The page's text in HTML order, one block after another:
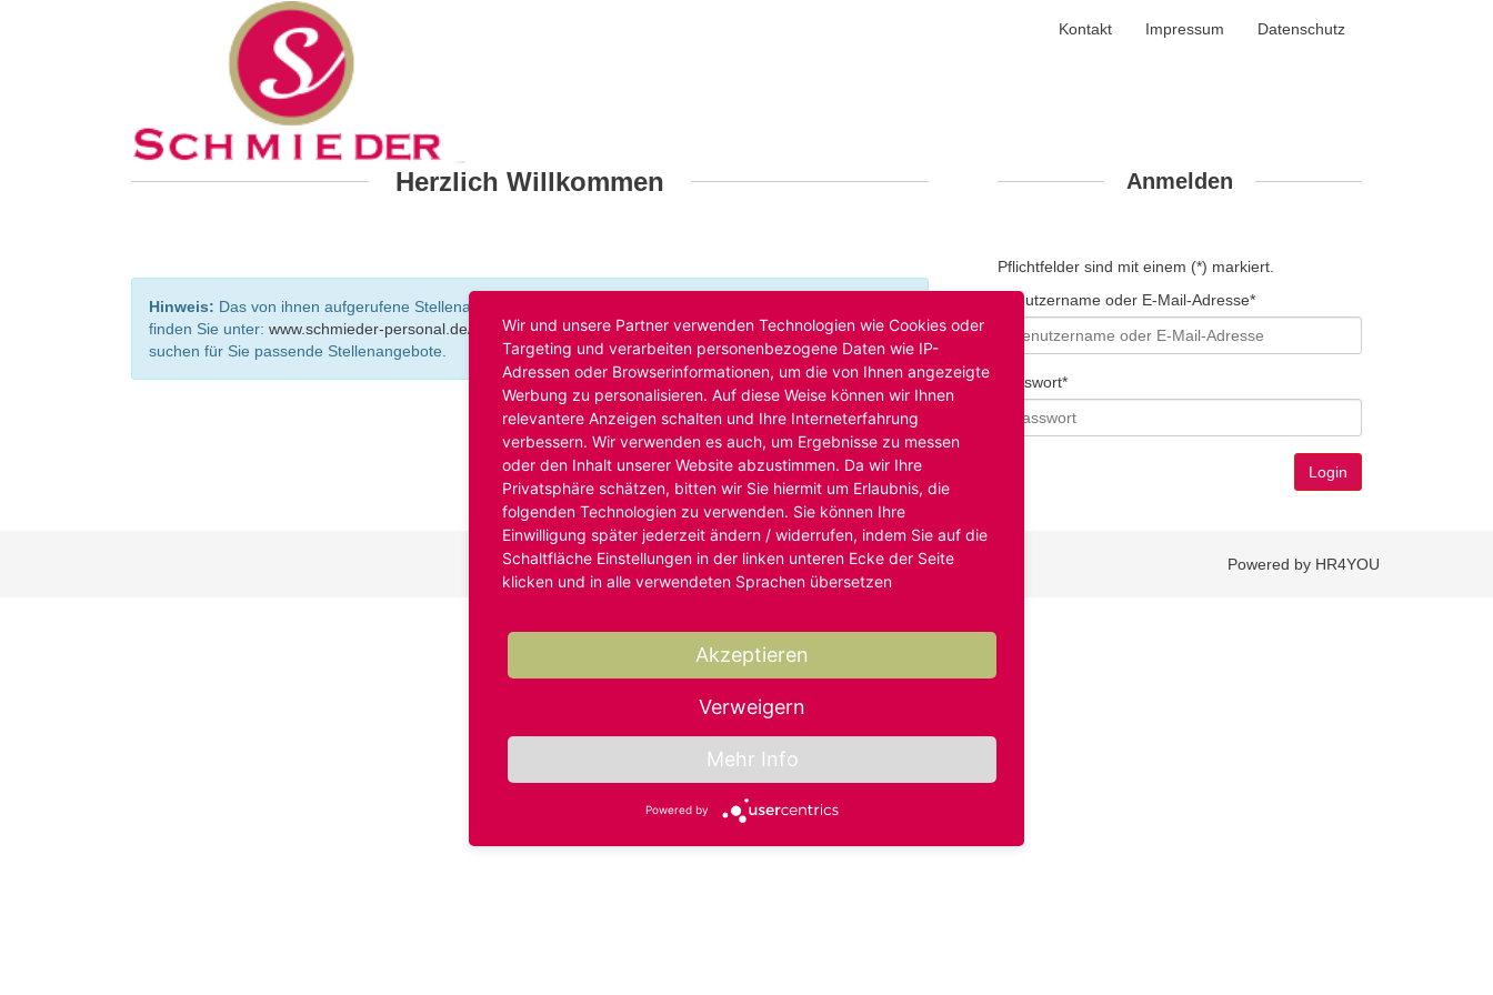
Kontakt Impressum Datenschutz
Herzlich Willkommen
Hinweis: Das von ihnen aufgerufene Stellenangebot ist bereits ausgelaufen. Alternative Stellenanzeigen
finden Sie unter: www.schmieder-personal.de/stellenangebote. Oder Sie bewerben sichinitiativund wir
suchen für Sie passende Stellenangebote.
Anmelden
Pflichtfelder sind mit einem (*) markiert.
Benutzername oder E-Mail-Adresse*
Passwort*
Powered by HR4YOU
Wir und unsere Partner verwenden Technologien wie Cookies oder
Targeting und verarbeiten personenbezogene Daten wie IP-
Adressen oder Browserinformationen, um die von Ihnen angezeigte
Werbung zu personalisieren. Auf diese Weise können wir Ihnen
relevantere Anzeigen schalten und Ihre Interneterfahrung
verbessern. Wir verwenden es auch, um Ergebnisse zu messen
oder den Inhalt unserer Website abzustimmen. Da wir Ihre
Privatsphäre schätzen, bitten wir Sie hiermit um Erlaubnis, die
folgenden Technologien zu verwenden. Sie können Ihre
Einwilligung später jederzeit ändern / widerrufen, indem Sie auf die
Schaltfläche Einstellungen in der linken unteren Ecke der Seite
klicken und in alle verwendeten Sprachen übersetzen
Akzeptieren
Verweigern
Mehr Info
Powered by